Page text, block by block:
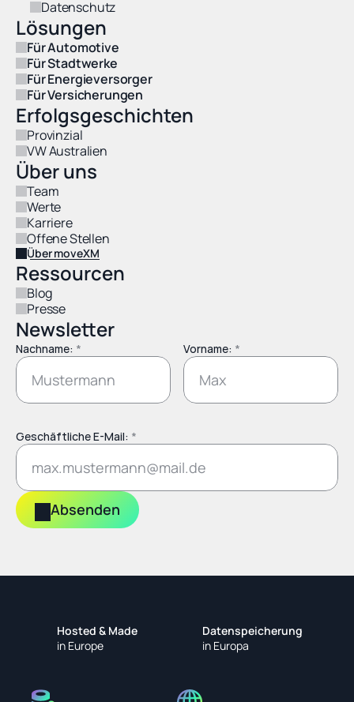
Datenschutz
Lösungen
Für Automotive
Für Stadtwerke
Für Energieversorger
Für Versicherungen
Erfolgsgeschichten
Provinzial
VW Australien
Über uns
Team
Werte
Karriere
Offene Stellen
Über moveXM
Ressourcen
Blog
Presse
Newsletter
Nachname: * Vorname: *
Geschäftliche E-Mail: *
Absenden
Hosted & Made
in Europe
Datenspeicherung
in Europa